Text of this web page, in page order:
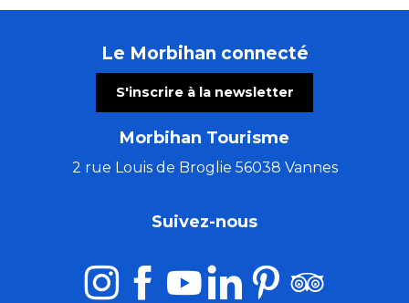
Les Vendredis Dañs Alre
El Locutorio itinerante - Chanson franco-latine
Atelier créatif avec Cécile White - Empreinte
La Côte Sauvage : un paysage et une biodiversité à
Les Ateliers bois de l'été (5 à 7 ans)
Flânerie contée avec Lindylou
Cinéma en plein air
Le Morbihan connecté
S'inscrire à la newsletter
Morbihan Tourisme
2 rue Louis de Broglie 56038 Vannes
Suivez-nous